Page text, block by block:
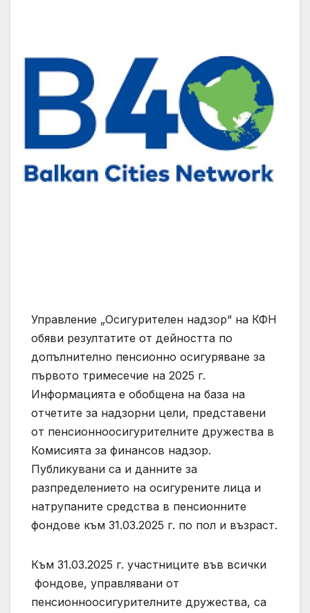
Управление „Осигурителен надзор“ на КФН
обяви резултатите от дейността по
допълнително пенсионно осигуряване за
първото тримесечие на 2025 г.
Информацията е обобщена на база на
отчетите за надзорни цели, представени
от пенсионноосигурителните дружества в
Комисията за финансов надзор.
Публикувани са и данните за
разпределението на осигурените лица и
натрупаните средства в пенсионните
фондове към 31.03.2025 г. по пол и възраст.
Към 31.03.2025 г. участниците във всички
фондове, управлявани от
пенсионноосигурителните дружества, са